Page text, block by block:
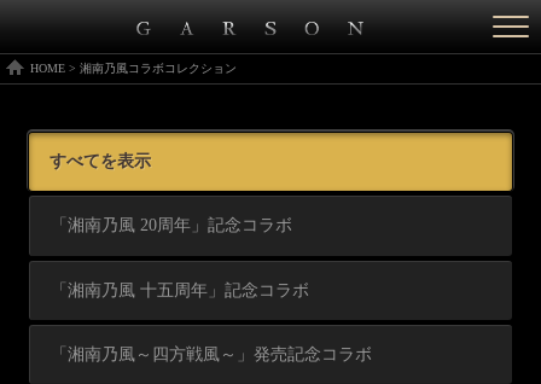
HOME > 湘南乃風コラボコレクション
すべてを表示
「湘南乃風 20周年」記念コラボ
「湘南乃風 十五周年」記念コラボ
「湘南乃風～四方戦風～」発売記念コラボ